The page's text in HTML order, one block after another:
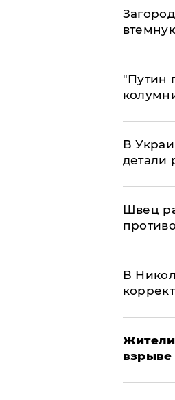
"Путин
В
детали
Швец
В
Жители
взрыве